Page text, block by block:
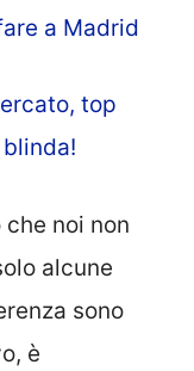
a Madrid
top
blinda!
che noi non
alcune
sono
è